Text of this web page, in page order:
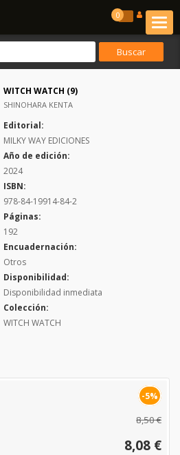
0
WITCH WATCH (9)
SHINOHARA KENTA
Editorial:
MILKY WAY EDICIONES
Año de edición:
2024
ISBN:
978-84-19914-84-2
Páginas:
192
Encuadernación:
Otros
Disponibilidad:
Disponibilidad inmediata
Colección:
WITCH WATCH
-5%
8,50 €
8,08 €